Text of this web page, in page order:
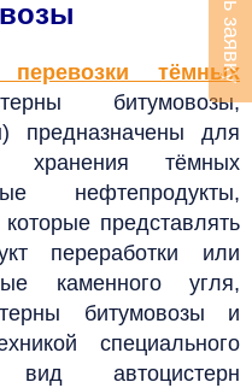
тёмных
битумовозы,
предназначены для
хранения тёмных
нефтепродукты,
которые представлять
переработки или
каменного угля,
битумовозы и
специального
автоцистерн